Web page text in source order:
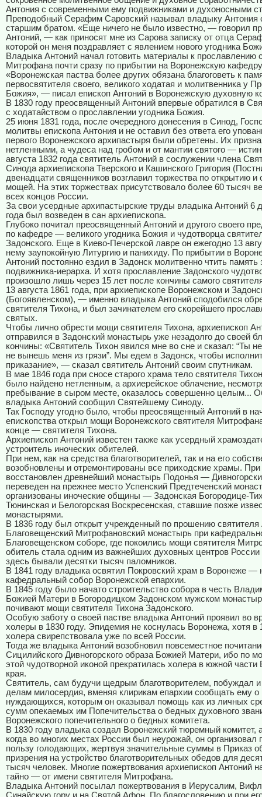
Антония с современными ему подвижниками и духоносными
Преподобный Серафим Саровский называл владыку Антония
старшим братом. «Еще ничего не было известно, — говорил
Антоний, — как приносят мне из Сарова записку от отца
которой он меня поздравляет с явлением нового угодника
Владыка Антоний начал готовить материалы к прославлению
Митрофана почти сразу по прибытии на Воронежскую
«Воронежская паства более других обязана благоговеть к
первосвятителя своего, великого ходатая и молитвенника у
Божия», — писал епископ Антоний в Воронежскую духовную
В 1830 году преосвященный Антоний впервые обратился в
с ходатайством о прославлении угодника Божия.
25 июня 1831 года, после очередного донесения в Синод,
молитвы епископа Антония и не оставил без ответа его
первого Воронежского архипастыря были обретены. Их
нетленными, а чудеса над гробом и от мантии святого —
августа 1832 года святитель Антоний в сослужении члена
Синода архиепископа Тверского и Кашинского Григория
двенадцати священников возглавил торжества по открытию и
мощей. На этих торжествах присутствовало более 60 тысяч
всех концов России.
За свои усердные архипастырские труды владыка Антоний 6
года был возведен в сан архиепископа.
Глубоко почитал преосвященный Антоний и другого своего
по кафедре — великого угодника Божия и чудотворца
Задонского. Еще в Киево-Печерской лавре он ежегодно 13
нему заупокойную Литургию и панихиду. По прибытии в
Антоний постоянно ездил в Задонск молитвенно чтить память
подвижника-иерарха. И хотя прославление Задонского
произошло лишь через 15 лет после кончины самого
13 августа 1861 года, при архиепископе Воронежском и
(Богоявленском), — именно владыка Антоний сподобился
святителя Тихона, и был зачинателем его скорейшего
святых.
Чтобы лично обрести мощи святителя Тихона, архиепископ
отправился в Задонский монастырь уже незадолго до своей
кончины: «Святитель Тихон явился мне во сне и сказал: “Ты
не вынешь меня из грязи”. Мы едем в Задонск, чтобы
приказание», — сказал святитель Антоний своим спутникам.
В мае 1846 года при сносе старого храма тело святителя
было найдено нетленным, а архиерейское облачение,
пребывание в сыром месте, оказалось совершенно целым...
владыка Антоний сообщил Святейшему Синоду.
Так Господу угодно было, чтобы преосвященный Антоний в
епископства открыл мощи Воронежского святителя
конце — святителя Тихона.
Архиепископ Антоний известен также как усердный
устроитель иноческих обителей.
При нем, как на средства благотворителей, так и на его
возобновлены и отремонтированы все приходские храмы.
восстановлен древнейший монастырь Подонья —
переведен на прежнее место Успенский Предтеченский
организованы иноческие общины — Задонская Богородице-
Тюнинская и Белогорская Воскресенская, ставшие позже
монастырями.
В 1836 году был открыт учрежденный по прошению святителя
Благовещенский Митрофановский монастырь при
Благовещенском соборе, где покоились мощи святителя
обитель стала одним из важнейших духовных центров
здесь бывали десятки тысяч паломников.
В 1841 году владыка освятил Покровский храм в Воронеже —
кафедральный собор Воронежской епархии.
В 1845 году было начато строительство собора в честь
Божией Матери в Богородицком Задонском мужском
почивают мощи святителя Тихона Задонского.
Особую заботу о своей пастве владыка Антоний проявил во
холеры в 1830 году. Эпидемия не коснулась Воронежа, хотя в
холера свирепствовала уже по всей России.
Тогда же владыка Антоний возобновил повсеместное
Сицилийского Дивногорского образа Божией Матери, ибо по
этой чудотворной иконой прекратилась холера в южной части
края.
Святитель, сам будучи щедрым благотворителем, побуждал и
делам милосердия, вменяя клирикам епархии сообщать ему о
нуждающихся, которым он оказывал помощь как из личных
сумм опекаемых им Попечительства о бедных духовного
Воронежского попечительного о бедных комитета.
В 1830 году владыка создал Воронежский тюремный комитет,
когда во многих местах России был неурожай, он организовал
пользу голодающих, жертвуя значительные суммы в Приказ
призрения на устройство благотворительных обедов для
тысяч человек. Многие пожертвования архиепископ Антоний
тайно — от имени святителя Митрофана.
Владыка Антоний посылал пожертвования в Иерусалим,